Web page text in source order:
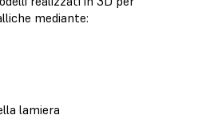
mediante:
lamiera